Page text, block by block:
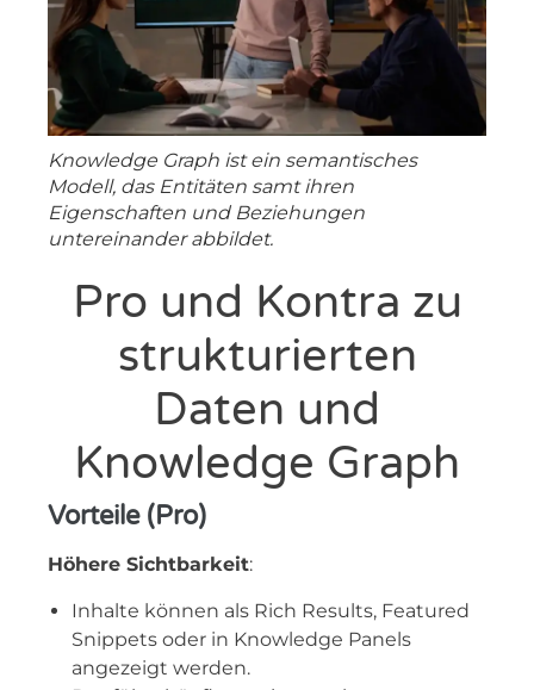
Knowledge Graph ist ein semantisches
Modell, das Entitäten samt ihren
Eigenschaften und Beziehungen
untereinander abbildet.
Pro und Kontra zu
strukturierten
Daten und
Knowledge Graph
Vorteile (Pro)
Höhere Sichtbarkeit:
Inhalte können als Rich Results, Featured
Snippets oder in Knowledge Panels
angezeigt werden.